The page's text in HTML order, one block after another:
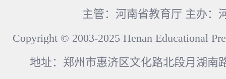
主管：河南省教育厅 主办：
Copyright © 2003-2025 Henan Educational
地址：郑州市惠济区文化路北段月湖南